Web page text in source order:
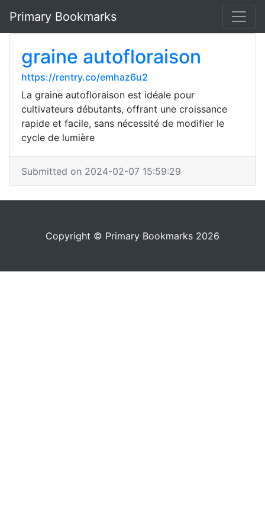
Primary Bookmarks
graine autofloraison
https://rentry.co/emhaz6u2
La graine autofloraison est idéale pour
cultivateurs débutants, offrant une croissance
rapide et facile, sans nécessité de modifier le
cycle de lumière
Submitted on 2024-02-07 15:59:29
Copyright © Primary Bookmarks 2026